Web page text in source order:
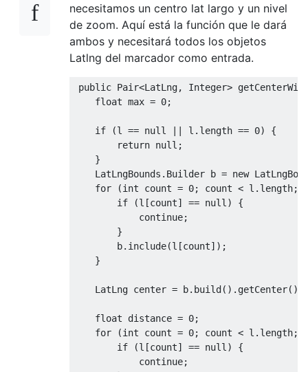
necesitamos un centro lat largo y un nivel
de zoom. Aquí está la función que le dará
ambos y necesitará todos los objetos
Latlng del marcador como entrada.
public Pair<LatLng, Integer>
float max = 0;
if (l == null || l . length == 0)
{
return null ;
}
LatLngBounds . Builder b = new
for
(int count = 0; count < l . length;
if
(l [count] == null )
{
continue;
}
        b
. include(l [count]);
}
LatLng center = b. build(). getCenter();
float distance = 0;
for
(int count = 0; count < l . length;
if
(l [count] == null )
{
continue;